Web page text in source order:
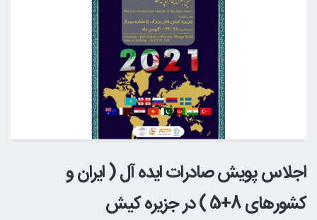
اجلاس پویش صادرات ایده آل ( ایران و
کشورهای 8+5 ) در جزیره کیش